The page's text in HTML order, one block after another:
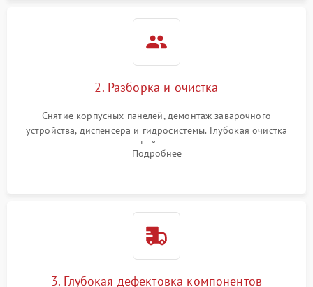
2. Разборка и очистка
Снятие корпусных панелей, демонтаж заварочного
устройства, диспенсера и гидросистемы. Глубокая очистка
внутренних узлов от кофейных масел, жмыха и накипи.
Промывка дренажных каналов и фильтров с использованием
Подробнее
3. Глубокая дефектовка компонентов